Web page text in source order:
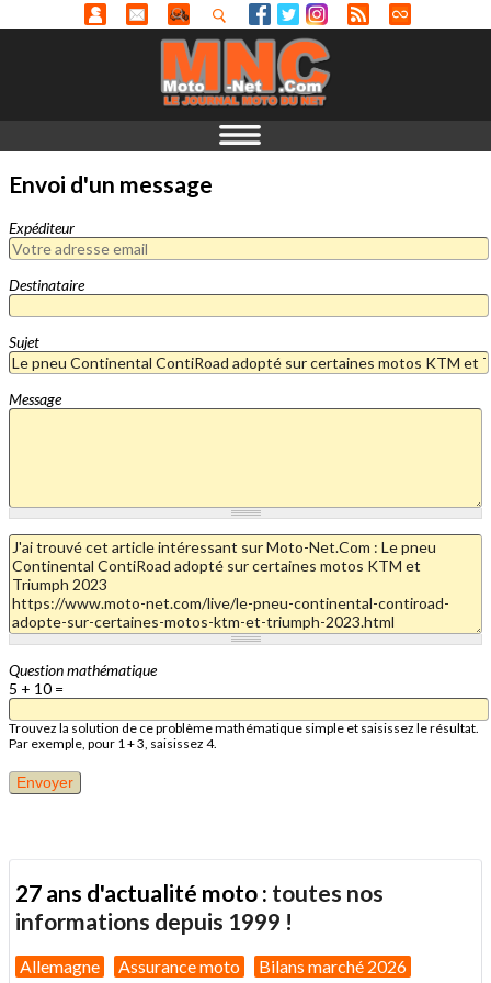
Envoi d'un message
Expéditeur
Destinataire
Sujet
Message
Question mathématique
5 + 10 =
Trouvez la solution de ce problème mathématique simple et saisissez le résultat.
Par exemple, pour 1 + 3, saisissez 4.
27 ans d'actualité moto : toutes nos
informations depuis 1999 !
Allemagne Assurance moto Bilans marché 2026